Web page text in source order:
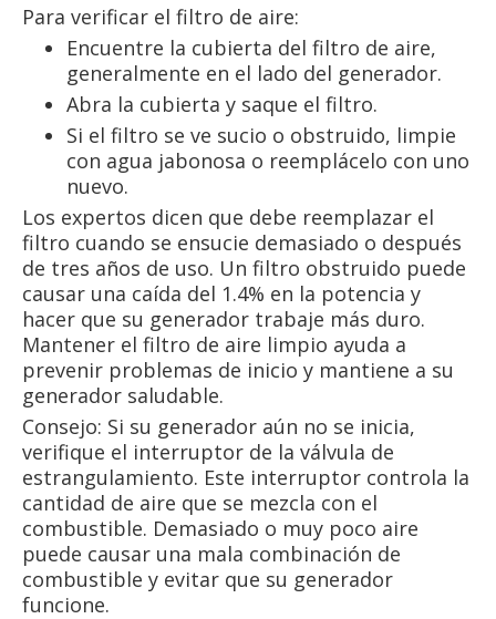
Para verificar el filtro de aire:
Encuentre la cubierta del filtro de aire,
generalmente en el lado del generador.
Abra la cubierta y saque el filtro.
Si el filtro se ve sucio o obstruido, limpie
con agua jabonosa o reemplácelo con uno
nuevo.
Los expertos dicen que debe reemplazar el
filtro cuando se ensucie demasiado o después
de tres años de uso. Un filtro obstruido puede
causar una caída del 1.4% en la potencia y
hacer que su generador trabaje más duro.
Mantener el filtro de aire limpio ayuda a
prevenir problemas de inicio y mantiene a su
generador saludable.
Consejo: Si su generador aún no se inicia,
verifique el interruptor de la válvula de
estrangulamiento. Este interruptor controla la
cantidad de aire que se mezcla con el
combustible. Demasiado o muy poco aire
puede causar una mala combinación de
combustible y evitar que su generador
funcione.